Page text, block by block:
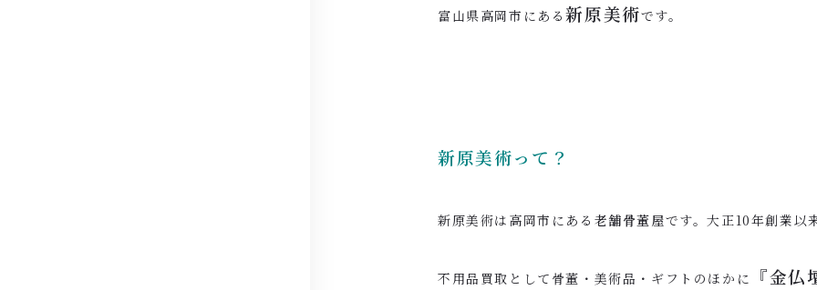
富山県高岡市にある新原美術です。
新原美術って？
新原美術は高岡市にある 老舗骨董屋です。大正10年創業以
不用品買取として骨董・美術品・ギフトのほかに 『金仏